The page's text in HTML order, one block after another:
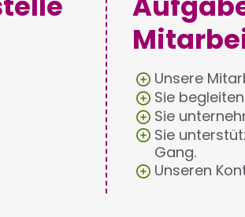
Unsere
Sie
Sie
Sie
Gang.
Unseren